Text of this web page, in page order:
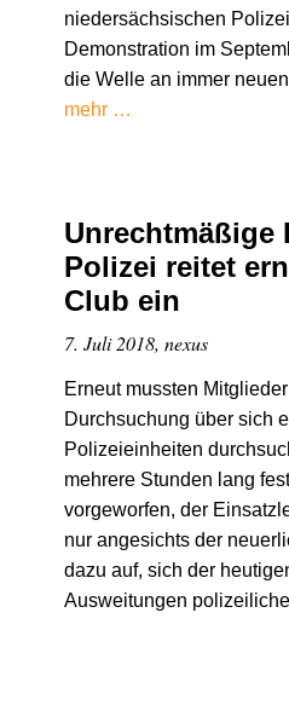
niedersächsischen
Demonstration im
die Welle an immer
mehr …
Unrechtmäßige
Polizei reitet
Club ein
7. Juli 2018, nexus
Erneut mussten
Durchsuchung über sich
Polizeieinheiten
mehrere Stunden lang
vorgeworfen, der
nur angesichts der
dazu auf, sich der
Ausweitungen